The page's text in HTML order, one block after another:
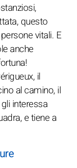
questo
vitali. E
anche
il
al camino, il
interessa
e tiene a